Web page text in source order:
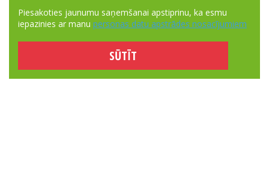
Piesakoties jaunumu saņemšanai apstiprinu, ka esmu
iepazinies ar manu personas datu apstrādes nosacījumiem